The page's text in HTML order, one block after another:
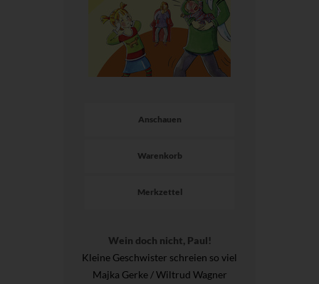
Anschauen
Warenkorb
Merkzettel
Wein doch nicht, Paul!
Kleine Geschwister schreien so viel
Majka Gerke / Wiltrud Wagner